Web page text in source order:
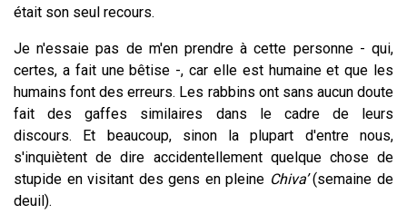
était son seul recours.
Je n'essaie pas de m'en prendre à cette personne - qui,
certes, a fait une bêtise -, car elle est humaine et que les
humains font des erreurs. Les rabbins ont sans aucun doute
fait des gaffes similaires dans le cadre de leurs
discours. Et beaucoup, sinon la plupart d'entre nous,
s'inquiètent de dire accidentellement quelque chose de
stupide en visitant des gens en pleine Chiva’(semaine de
deuil).